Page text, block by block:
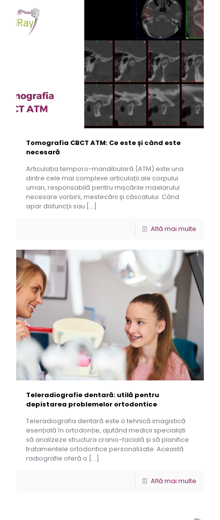
Tomografia CBCT ATM: Ce este și când este
necesară
Articulația temporo-mandibulară (ATM) este una
dintre cele mai complexe articulații ale corpului
uman, responsabilă pentru mișcările maxilarului
necesare vorbirii, mestecării și căscatului. Când
apar disfuncții sau […]
Află mai multe
Teleradiografie dentară: utilă pentru
depistarea problemelor ortodontice
Teleradiografia dentară este o tehnică imagistică
esențială în ortodonție, ajutând medicii specialiști
să analizeze structura cranio-facială și să planifice
tratamentele ortodontice personalizate. Această
radiografie oferă o […]
Află mai multe